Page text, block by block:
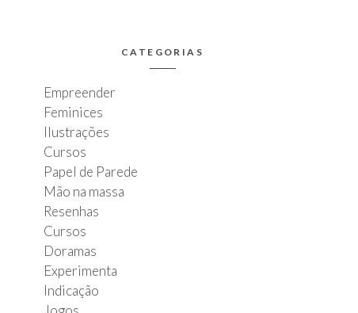
CATEGORIAS
Empreender
Feminices
Ilustrações
Cursos
Papel de Parede
Mão na massa
Resenhas
Cursos
Doramas
Experimenta
Indicação